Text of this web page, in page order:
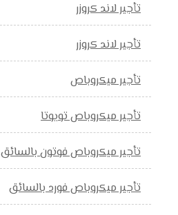
تأجير لاند كروزر
تأجير لاند كروزر
تأجير ميكروباص
تأجير ميكروباص تويوتا
تأجير ميكروباص فوتون بالسائق
تأجير ميكروباص فورد بالسائق